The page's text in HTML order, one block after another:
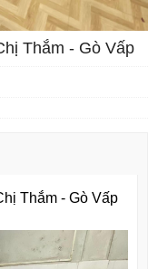
Thắm - Gò Vấp
Thắm - Gò Vấp